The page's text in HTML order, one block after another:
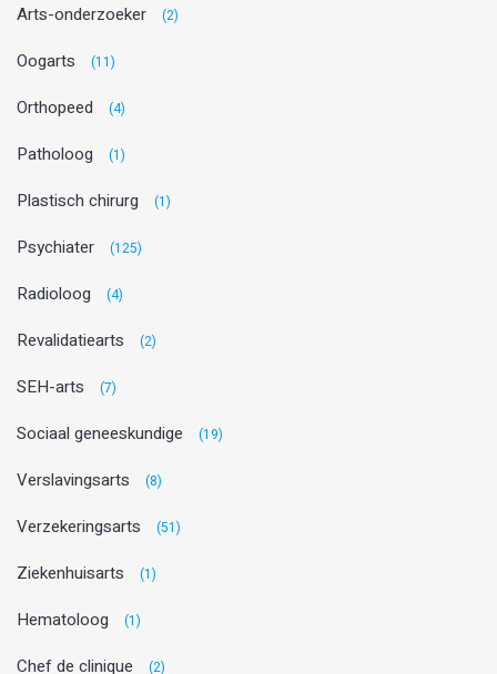
Arts-onderzoeker (2)
Oogarts (11)
Orthopeed (4)
Patholoog (1)
Plastisch chirurg (1)
Psychiater (125)
Radioloog (4)
Revalidatiearts (2)
SEH-arts (7)
Sociaal geneeskundige (19)
Verslavingsarts (8)
Verzekeringsarts (51)
Ziekenhuisarts (1)
Hematoloog (1)
Chef de clinique (2)